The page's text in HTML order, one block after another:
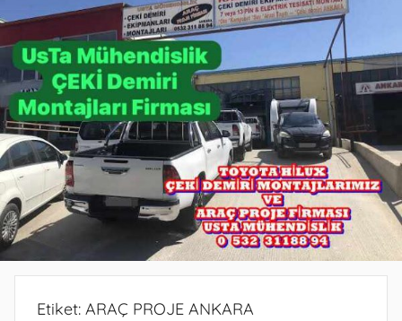
PROJE
ANKARA
PROJE
ANKARA
BELGESİ
PROJESİ
ANKARA
DEMİRİ
MONTAJ
VE
ARAÇ
PROJE
FİRMASI
ANKARA
Etiket: ARAÇ PROJE ANKARA